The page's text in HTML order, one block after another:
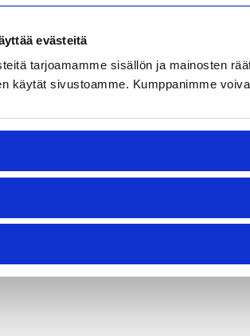
evästeitä
tarjoamamme sisällön ja mainosten
käytät sivustoamme. Kumppanimme